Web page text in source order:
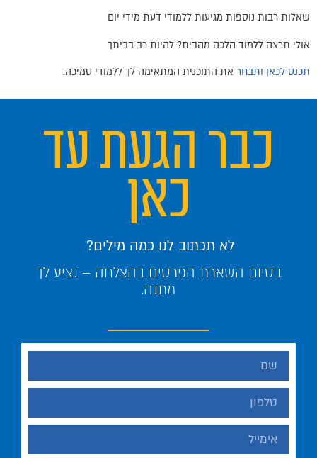
שאלות רבות נוספות מגיעות ללמודי דעת מידי יום
אולי תרצה ללמוד הלכה מהבית? להיות רב בביתך
תכנס לכאן ותבחר את התוכנית המתאימה לך ללמודי סמיכה.
כבר הגעת עד
כאן
לא תכתוב לנו כמה מילים?
בסיום השארת הפרטים בהצלחה – נציע לך
מתנה.